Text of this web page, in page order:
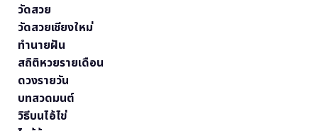
วัดสวย
วัดสวยเชียงใหม่
ทำนายฝัน
สถิติหวยรายเดือน
ดวงรายวัน
บทสวดมนต์
วิธีบนไอ้ไข่